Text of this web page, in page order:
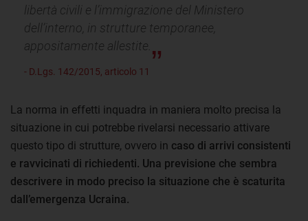
libertà civili e l’immigrazione del Ministero
dell’interno, in strutture temporanee,
appositamente allestite.
- D.Lgs. 142/2015, articolo 11
La norma in effetti inquadra in maniera molto precisa la
situazione in cui potrebbe rivelarsi necessario attivare
questo tipo di strutture, ovvero in caso di arrivi consistenti
e ravvicinati di richiedenti. Una previsione che sembra
descrivere in modo preciso la situazione che è scaturita
dall’emergenza Ucraina.